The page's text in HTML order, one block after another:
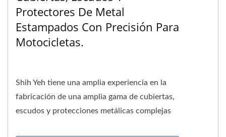
Protectores De Metal
Estampados Con Precisión Para
Motocicletas.
Shih Yeh tiene una amplia experiencia en la
fabricación de una amplia gama de cubiertas,
escudos y protecciones metálicas complejas